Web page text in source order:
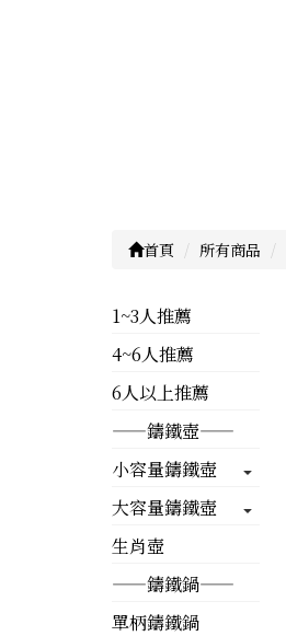
首頁 所有商品
1~3人推薦
4~6人推薦
6人以上推薦
——鑄鐵壺——
小容量鑄鐵壺
大容量鑄鐵壺
生肖壺
——鑄鐵鍋——
單柄鑄鐵鍋